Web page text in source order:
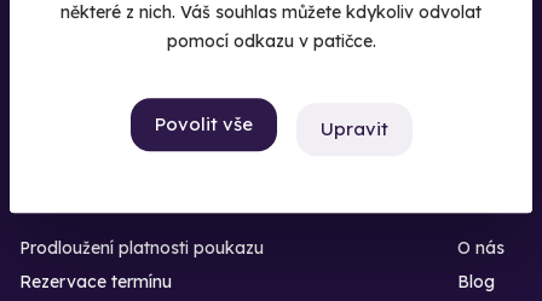
některé z nich. Váš souhlas můžete kdykoliv odvolat
pomocí odkazu v patičce.
Povolit vše Upravit
Prodloužení platnosti poukazu
Rezervace termínu
O nás
Blog